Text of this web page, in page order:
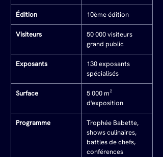
Édition 10ème édition
Visiteurs
50 000 visiteurs
grand public
Exposants
130 exposants
spécialisés
Surface
5 000 m²
d'exposition
Programme
Trophée Babette,
shows culinaires,
battles de chefs,
conférences